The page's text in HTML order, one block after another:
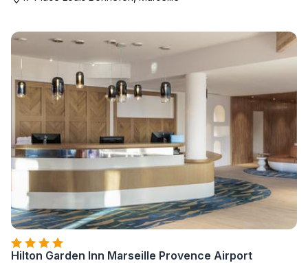
Hilton Garden Inn Marseille Provence Airport